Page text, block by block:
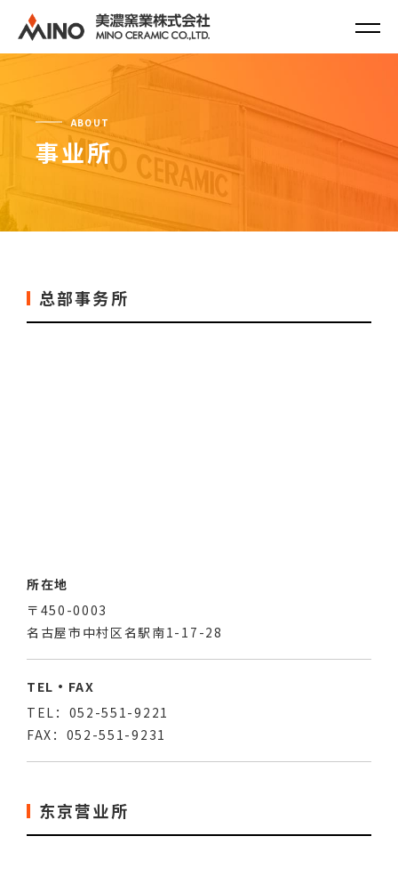
ABOUT
事业所
总部事务所
所在地
〒450-0003
名古屋市中村区名駅南1-17-28
TEL・FAX
TEL：052-551-9221
FAX：052-551-9231
东京营业所